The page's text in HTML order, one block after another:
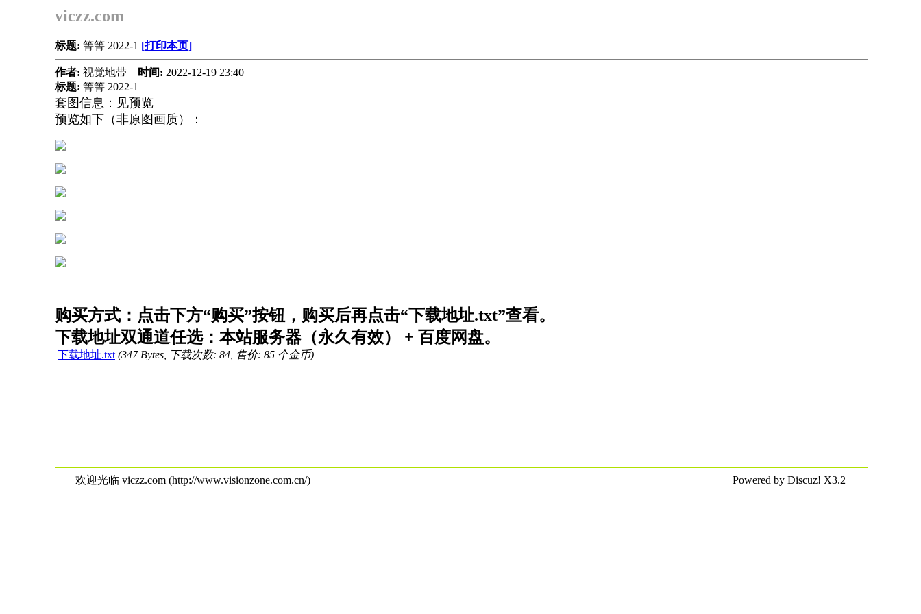
viczz.com
标题: 箐箐 2022-1 [打印本页]
作者: 视觉地带 时间: 2022-12-19 23:40
标题: 箐箐 2022-1
套图信息：见预览
预览如下（非原图画质）：
购买方式：点击下方“购买”按钮，购买后再点击“下载地址.txt”查看。
下载地址双通道任选：本站服务器（永久有效） + 百度网盘。
下载地址.txt (347 Bytes, 下载次数: 84, 售价: 85 个金币)
欢迎光临 viczz.com (http://www.visionzone.com.cn/) Powered by Discuz! X3.2